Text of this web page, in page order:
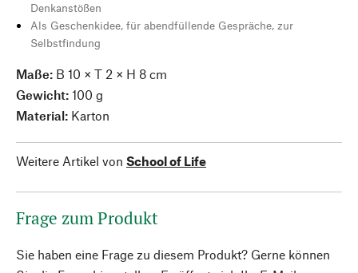
Denkanstößen
Als Geschenkidee, für abendfüllende Gespräche, zur
Selbstfindung
Maße: B 10 × T 2 × H 8 cm
Gewicht: 100 g
Material: Karton
Weitere Artikel von School of Life
Frage zum Produkt
Sie haben eine Frage zu diesem Produkt? Gerne können